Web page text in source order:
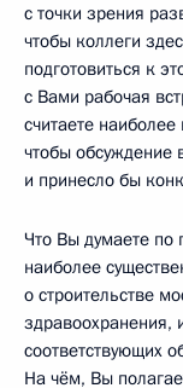
с точки зрения
чтобы коллеги
подготовиться к
с Вами рабочая
считаете
чтобы обсуждение
и принесло бы
Что Вы думаете по
наиболее
о строительстве
здравоохранения,
соответствующих
На чём, Вы